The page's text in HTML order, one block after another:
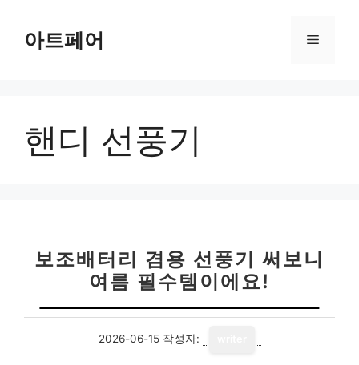
아트페어 메
핸디 선풍기
보조배터리 겸용 선풍기 써보니
여름 필수템이에요!
2026-06-15 작성자: